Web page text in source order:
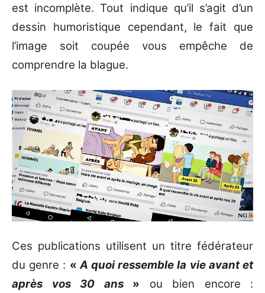
est incomplète. Tout indique qu’il s’agit d’un
dessin humoristique cependant, le fait que
l’image soit coupée vous empêche de
comprendre la blague.
Ces publications utilisent un titre fédérateur
du genre : «A quoi ressemble la vie avant et
après vos 30 ans» ou bien encore :